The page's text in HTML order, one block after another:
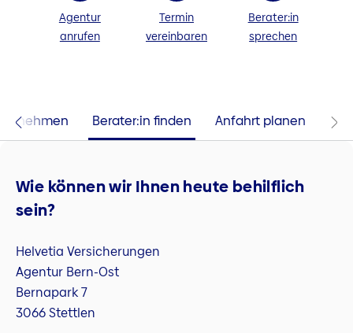
Agentur
anrufen
Termin
vereinbaren
Berater:in
sprechen
Berater:in finden Anfahrt planen
Wie können wir Ihnen heute behilflich
sein?
Helvetia Versicherungen
Agentur Bern-Ost
Bernapark 7
3066 Stettlen